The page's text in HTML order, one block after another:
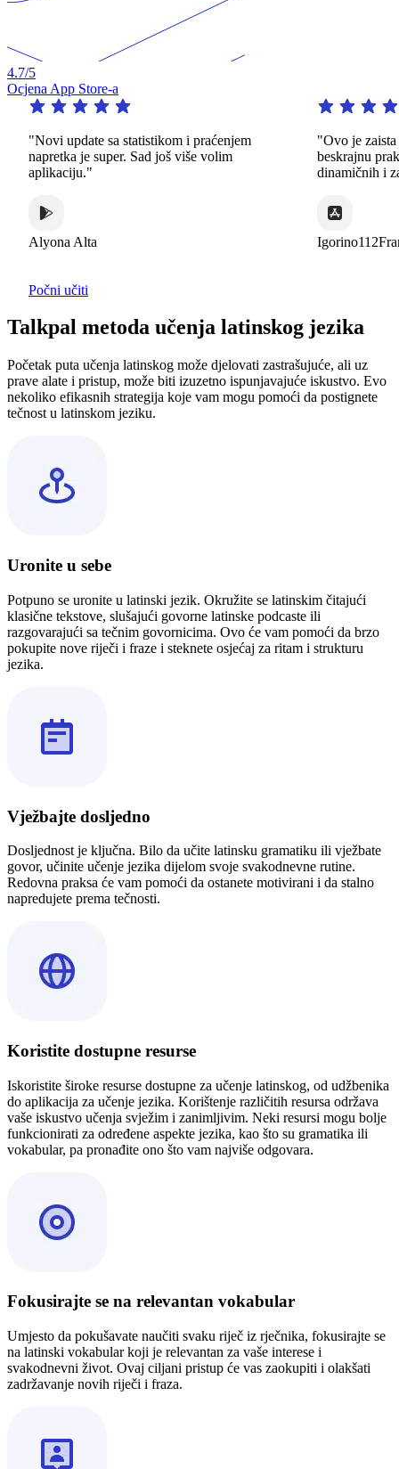
4.7/5
Ocjena App Store-a
"Novi update sa statistikom i praćenjem
napretka je super. Sad još više volim
aplikaciju."
Alyona Alta
"Ovo je zaista
beskrajnu praksu
dinamičnih i
Igorino112France
Počni učiti
Talkpal metoda učenja latinskog jezika
Početak puta učenja latinskog može djelovati zastrašujuće, ali uz
prave alate i pristup, može biti izuzetno ispunjavajuće iskustvo. Evo
nekoliko efikasnih strategija koje vam mogu pomoći da postignete
tečnost u latinskom jeziku.
Uronite u sebe
Potpuno se uronite u latinski jezik. Okružite se latinskim čitajući
klasične tekstove, slušajući govorne latinske podcaste ili
razgovarajući sa tečnim govornicima. Ovo će vam pomoći da brzo
pokupite nove riječi i fraze i steknete osjećaj za ritam i strukturu
jezika.
Vježbajte dosljedno
Dosljednost je ključna. Bilo da učite latinsku gramatiku ili vježbate
govor, učinite učenje jezika dijelom svoje svakodnevne rutine.
Redovna praksa će vam pomoći da ostanete motivirani i da stalno
napredujete prema tečnosti.
Koristite dostupne resurse
Iskoristite široke resurse dostupne za učenje latinskog, od udžbenika
do aplikacija za učenje jezika. Korištenje različitih resursa održava
vaše iskustvo učenja svježim i zanimljivim. Neki resursi mogu bolje
funkcionirati za određene aspekte jezika, kao što su gramatika ili
vokabular, pa pronađite ono što vam najviše odgovara.
Fokusirajte se na relevantan vokabular
Umjesto da pokušavate naučiti svaku riječ iz rječnika, fokusirajte se
na latinski vokabular koji je relevantan za vaše interese i
svakodnevni život. Ovaj ciljani pristup će vas zaokupiti i olakšati
zadržavanje novih riječi i fraza.